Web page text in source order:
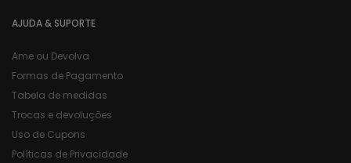
AJUDA & SUPORTE
Ame ou Devolva
Formas de Pagamento
Tabela de medidas
Trocas e devoluções
Uso de Cupons
Políticas de Privacidade